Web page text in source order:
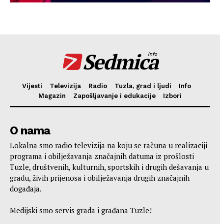
Sedmica
info
Vijesti Televizija Radio Tuzla, grad i ljudi
Info
Magazin
Zapošljavanje i edukacije Izbori
O nama
Lokalna smo radio televizija na koju se računa u realizaciji
programa i obilježavanja značajnih datuma iz prošlosti
Tuzle, društvenih, kulturnih, sportskih i drugih dešavanja u
gradu, živih prijenosa i obilježavanja drugih značajnih
događaja.
Medijski smo servis grada i građana Tuzle!